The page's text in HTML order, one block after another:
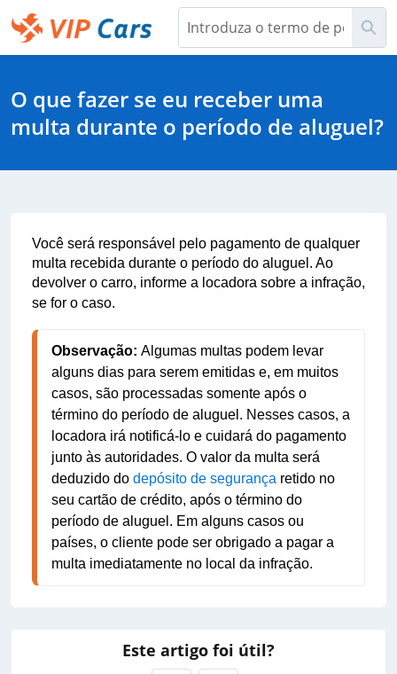
Saltar
para
Conteúdo
O que fazer se eu receber uma
multa durante o período de aluguel?
Você será responsável pelo pagamento de qualquer
multa recebida durante o período do aluguel. Ao
devolver o carro, informe a locadora sobre a infração,
se for o caso.
Observação: Algumas multas podem levar
alguns dias para serem emitidas e, em muitos
casos, são processadas somente após o
término do período de aluguel. Nesses casos, a
locadora irá notificá-lo e cuidará do pagamento
junto às autoridades. O valor da multa será
deduzido do depósito de segurança retido no
seu cartão de crédito, após o término do
período de aluguel. Em alguns casos ou
países, o cliente pode ser obrigado a pagar a
multa imediatamente no local da infração.
Este artigo foi útil?